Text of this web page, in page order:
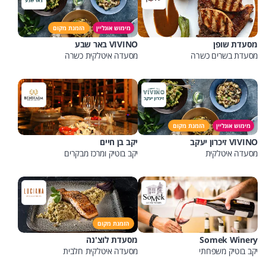
מסעדת שופן
מסעדת בשרים כשרה
מימוש אונליין הזמנת מקום
VIVINO באר שבע
מסעדה איטלקית כשרה
מימוש אונליין הזמנת מקום
VIVINO זיכרון יעקב
מסעדה איטלקית
יקב בן חיים
יקב בוטיק ומרכז מבקרים
Somek Winery
יקב בוטיק משפחתי
הזמנת מקום
מסעדת לוצ'נה
מסעדה איטלקית חלבית